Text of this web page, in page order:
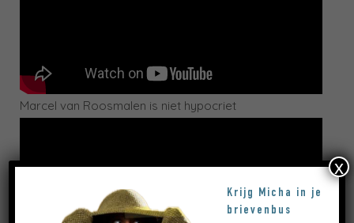
Marcel van Roosmalen is niet hypocriet
Krijg Micha in je
brievenbus
x